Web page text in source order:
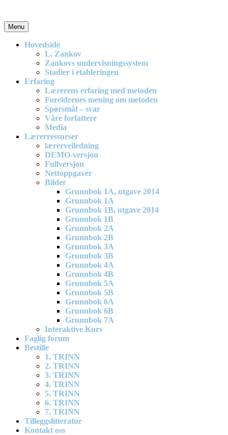
content
En effektiv og spennende modell for matematikkundervisning i
barneskolen
Menu
Hovedside
L. Zankov
Zankovs undervisningssystem
Stadier i etableringen
Erfaring
Lærerens erfaring med metoden
Foreldrenes mening om metoden
Spørsmål – svar
Våre forfattere
Media
Lærerressurser
lærerveiledning
DEMO-versjon
Fullversjon
Nettoppgaver
Bilder
Grunnbok 1A, utgave 2014
Grunnbok 1A
Grunnbok 1B, utgave 2014
Grunnbok 1B
Grunnbok 2A
Grunnbok 2B
Grunnbok 3A
Grunnbok 3B
Grunnbok 4A
Grunnbok 4B
Grunnbok 5A
Grunnbok 5B
Grunnbok 6A
Grunnbok 6B
Grunnbok 7A
Interaktive Kurs
Faglig forum
Bestille
1. TRINN
2. TRINN
3. TRINN
4. TRINN
5. TRINN
6. TRINN
7. TRINN
Tilleggslitteratur
Kontakt oss